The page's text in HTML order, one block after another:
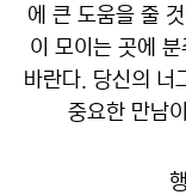
에 큰 도움을 줄
이 모이는 곳에 분
바란다. 당신의 너
중요한 만남